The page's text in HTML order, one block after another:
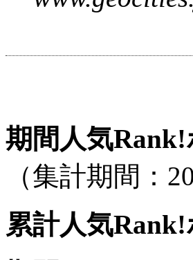
期間人気Rank!
（集計期間：
累計人気Rank!